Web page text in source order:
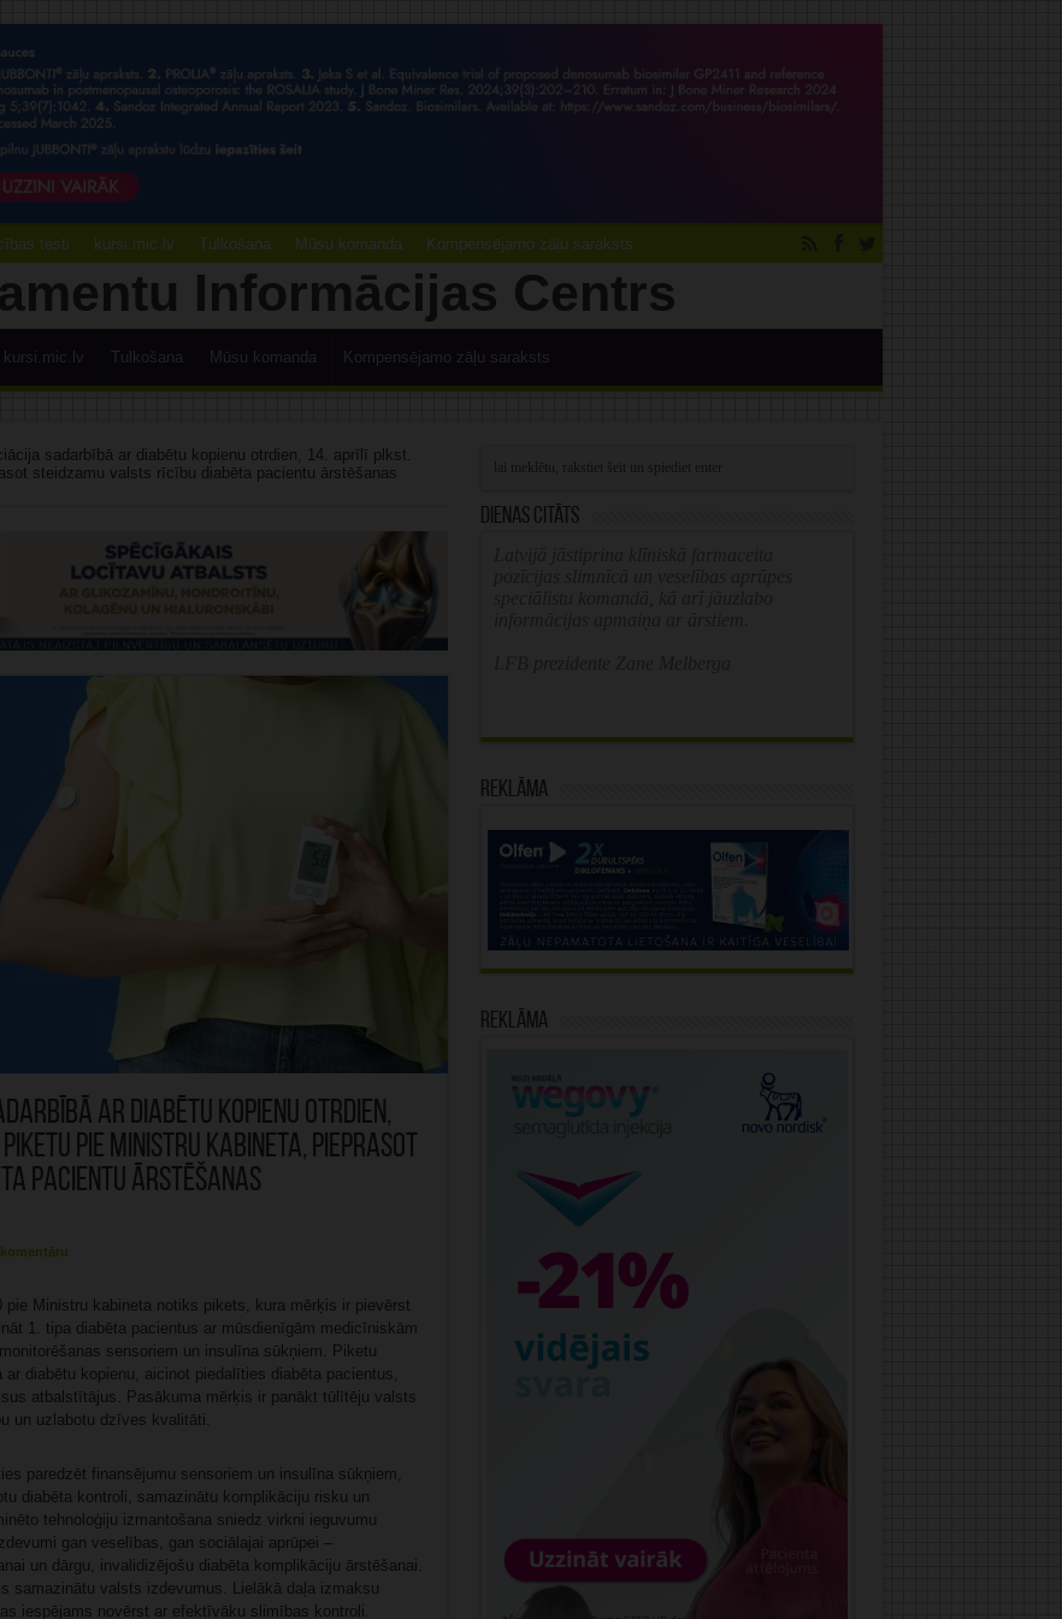
testi kursi.mic.lv Tulkošana Mūsu komanda Kompensējamo zāļu saraksts
kursi.mic.lv Tulkošana Mūsu komanda Kompensējamo zāļu saraksts
sadarbībā ar diabētu kopienu otrdien, 14. aprīlī plkst.
steidzamu valsts rīcību diabēta pacientu ārstēšanas
ar diabētu kopienu otrdien,
pie Ministru kabineta, pieprasot
pacientu ārstēšanas
Ministru kabineta notiks pikets, kura mērķis ir pievērst
1. tipa diabēta pacientus ar mūsdienīgām medicīniskām
sensoriem un insulīna sūkņiem. Piketu
diabētu kopienu, aicinot piedalīties diabēta pacientus,
atbalstītājus. Pasākuma mērķis ir panākt tūlītēju valsts
un uzlabotu dzīves kvalitāti.
paredzēt finansējumu sensoriem un insulīna sūkņiem,
diabēta kontroli, samazinātu komplikāciju risku un
tehnoloģiju izmantošana sniedz virkni ieguvumu
gan veselības, gan sociālajai aprūpei –
un dārgu, invalidizējošu diabēta komplikāciju ārstēšanai.
samazinātu valsts izdevumus. Lielākā daļa izmaksu
iespējams novērst ar efektīvāku slimības kontroli.
Dienas citāts
Reklāma
Reklāma